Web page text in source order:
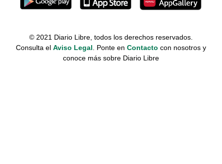
© 2021 Diario Libre, todos los derechos reservados.
Consulta el Aviso Legal . Ponte en Contacto con nosotros y
conoce más sobre Diario Libre